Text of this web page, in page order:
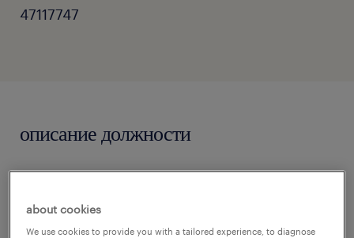
47117747
описание должности
branży lotniczej, w związku z dynamicznym
rozwojem zaawansowanego centrum
about cookies
We use cookies to provide you with a tailored experience, to diagnose